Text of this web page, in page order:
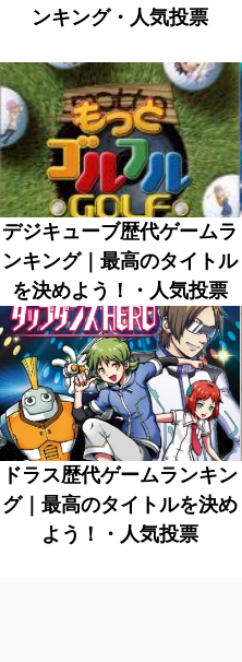
ンキング・人気投票
デジキューブ歴代ゲームラ
ンキング｜最高のタイトル
を決めよう！・人気投票
ドラス歴代ゲームランキン
グ｜最高のタイトルを決め
よう！・人気投票